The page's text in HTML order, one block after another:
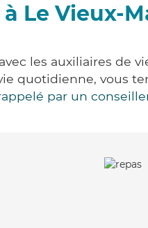
Le Vieux-
les auxiliaires de
quotidienne, vous
par un